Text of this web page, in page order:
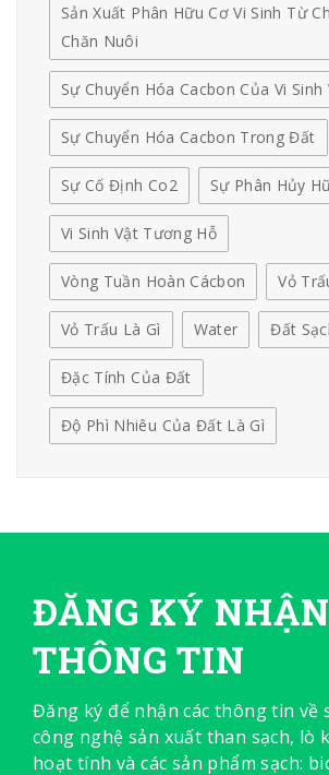
Sản Xuất Phân Hữu Cơ Vi Sinh Từ
Chăn Nuôi
Sự Chuyển Hóa Cacbon Của Vi Sinh
Sự Chuyển Hóa Cacbon Trong Đất
Sự Cố Định Co2 Sự Phân Hủy
Vi Sinh Vật Tương Hỗ
Vòng Tuần Hoàn Cácbon Vỏ
Vỏ Trấu Là Gì Water Đất
Đặc Tính Của Đất
Độ Phì Nhiêu Của Đất Là Gì
ĐĂNG KÝ NHẬN
THÔNG TIN
Đăng ký để nhận các thông tin về
công nghệ sản xuất than sạch, lò
hoạt tính và các sản phẩm sạch: